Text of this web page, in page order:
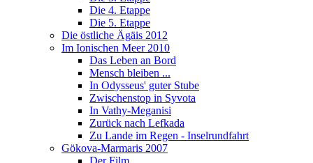
Die 4. Etappe
Die 5. Etappe
Die östliche Ägäis 2012
Im Ionischen Meer 2010
Das Leben an Bord
Mensch bleiben ...
In Odysseus' guter Stube
Zwischenstop in Syvota
In Vathy-Meganisi
Zurück nach Lefkada
Zu Lande im Regen - Inselrundfahrt
Gökova-Marmaris 2007
Der Film